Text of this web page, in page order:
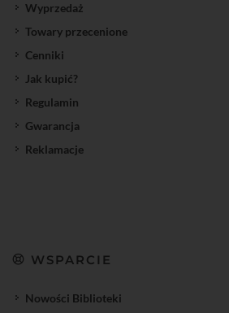
Wyprzedaż
Towary przecenione
Cenniki
Jak kupić?
Regulamin
Gwarancja
Reklamacje
WSPARCIE
Nowości Biblioteki